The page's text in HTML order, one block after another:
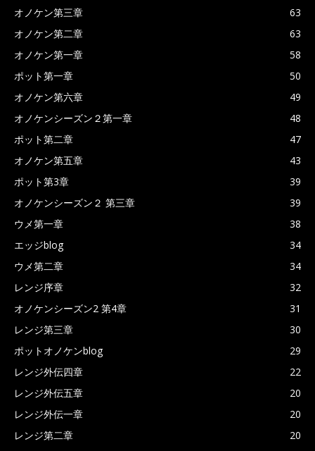
オノケン第三章
63
オノケン第二章
63
オノケン第一章
58
ポット第一章
50
オノケン第六章
49
オノケンシーズン２第一章
48
ポット第二章
47
オノケン第五章
43
ポット第3章
39
オノケンシーズン２ 第三章
39
ウメ第一章
38
エッジblog
34
ウメ第二章
34
レンジ序章
32
オノケンシーズン2 第4章
31
レンジ第三章
30
ポットオノケンblog
29
レンジ外伝四章
22
レンジ外伝五章
20
レンジ外伝一章
20
レンジ第二章
20